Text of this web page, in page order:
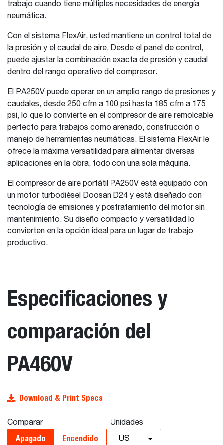
trabajo cuando tiene múltiples necesidades de energía
neumática.
Con el sistema FlexAir, usted mantiene un control total de
la presión y el caudal de aire. Desde el panel de control,
puede ajustar la combinación exacta de presión y caudal
dentro del rango operativo del compresor.
El PA250V puede operar en un amplio rango de presiones y
caudales, desde 250 cfm a 100 psi hasta 185 cfm a 175
psi, lo que lo convierte en el compresor de aire remolcable
perfecto para trabajos como arenado, construcción o
manejo de herramientas neumáticas. El sistema FlexAir le
ofrece la máxima versatilidad para alimentar diversas
aplicaciones en la obra, todo con una sola máquina.
El compresor de aire portátil PA250V está equipado con
un motor turbodiésel Doosan D24 y está diseñado con
tecnología de emisiones y postratamiento del motor sin
mantenimiento. Su diseño compacto y versatilidad lo
convierten en la opción ideal para un lugar de trabajo
productivo.
Especificaciones y
comparación del
PA460V
Download & Print Specs
Comparar
Apagado Encendido
Unidades
US